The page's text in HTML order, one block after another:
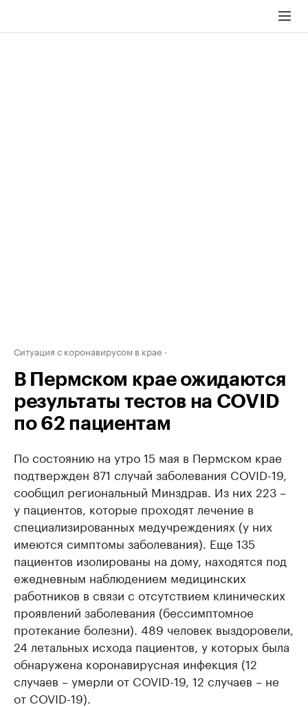
Ситуация с коронавирусом в крае
В Пермском крае ожидаются
результаты тестов на COVID
по 62 пациентам
По состоянию на утро 15 мая в Пермском крае
подтвержден 871 случай заболевания COVID-19,
сообщил региональный Минздрав. Из них 223 –
у пациентов, которые проходят лечение в
специализированных медучреждениях (у них
имеются симптомы заболевания). Еще 135
пациентов изолированы на дому, находятся под
ежедневным наблюдением медицинских
работников в связи с отсутствием клинических
проявлений заболевания (бессимптомное
протекание болезни). 489 человек выздоровели,
24 летальных исхода пациентов, у которых была
обнаружена коронавирусная инфекция (12
случаев – умерли от COVID-19, 12 случаев – не
от COVID-19).